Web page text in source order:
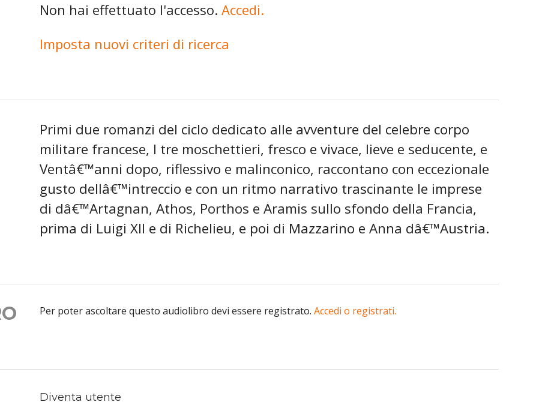
Non hai effettuato l'accesso. Accedi.
Imposta nuovi criteri di ricerca
Primi due romanzi del ciclo dedicato alle avventure del celebre corpo
militare francese, I tre moschettieri, fresco e vivace, lieve e seducente, e
Ventâ€™anni dopo, riflessivo e malinconico, raccontano con eccezionale
gusto dellâ€™intreccio e con un ritmo narrativo trascinante le imprese
di dâ€™Artagnan, Athos, Porthos e Aramis sullo sfondo della Francia,
prima di Luigi XII e di Richelieu, e poi di Mazzarino e Anna dâ€™Austria.
Per poter ascoltare questo audiolibro devi essere registrato. Accedi o registrati.
Diventa utente